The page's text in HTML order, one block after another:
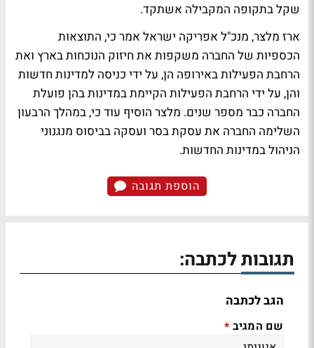
שקל בתקופה המקבילה אשתקד.
ארז מלצר, מנכ"ל אפריקה ישראל אמר כי, התוצאות
הכספיות של החברה משקפות את חיזוק הנוכחות בארץ ואת
הרחבת הפעילות באירופה הן, על ידי כניסה למדינות חדשות
והן, על ידי הרחבת הפעילות הקיימת במדינות בהן פועלת
החברה כבר מספר שנים. מלצר הוסיף עוד כי, במהלך הרבעון
השלימה החברה את עסקת בסר ועסקה בביסוס מנגנוני
הניהול במדינות החדשות.
הוספת תגובה
תגובות לכתבה:
הגב לכתבה
שם המגיב *